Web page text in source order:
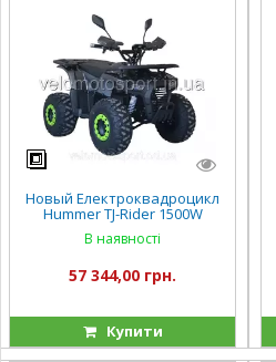
Новый Електроквадроцикл
Hummer TJ-Rider 1500W
новий
В наявності
57 344,00 грн.
Купити